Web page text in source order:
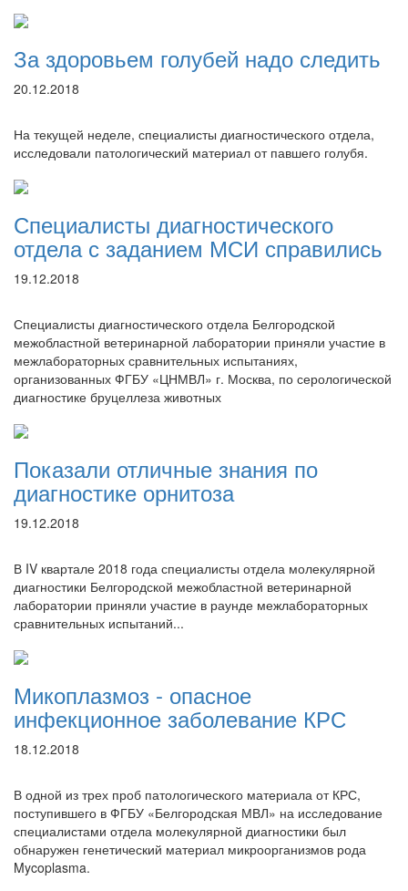
За здоровьем голубей надо следить
20.12.2018
На текущей неделе, специалисты диагностического отдела,
исследовали патологический материал от павшего голубя.
Специалисты диагностического
отдела с заданием МСИ справились
19.12.2018
Специалисты диагностического отдела Белгородской
межобластной ветеринарной лаборатории приняли участие в
межлабораторных сравнительных испытаниях,
организованных ФГБУ «ЦНМВЛ» г. Москва, по серологической
диагностике бруцеллеза животных
Показали отличные знания по
диагностике орнитоза
19.12.2018
В IV квартале 2018 года специалисты отдела молекулярной
диагностики Белгородской межобластной ветеринарной
лаборатории приняли участие в раунде межлабораторных
сравнительных испытаний...
Микоплазмоз - опасное
инфекционное заболевание КРС
18.12.2018
В одной из трех проб патологического материала от КРС,
поступившего в ФГБУ «Белгородская МВЛ» на исследование
специалистами отдела молекулярной диагностики был
обнаружен генетический материал микроорганизмов рода
Mycoplasma.